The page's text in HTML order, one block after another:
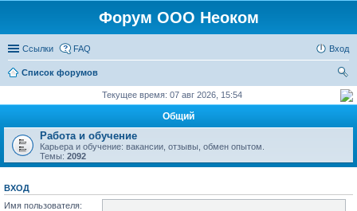
Форум ООО Неоком
Ссылки FAQ Вход
Список форумов
ои
Текущее время: 07 авг 2026, 15:54
Общий
Работа и обучение
Карьера и обучение: вакансии, отзывы, обмен опытом.
Темы: 2092
ВХОД
Имя пользователя: